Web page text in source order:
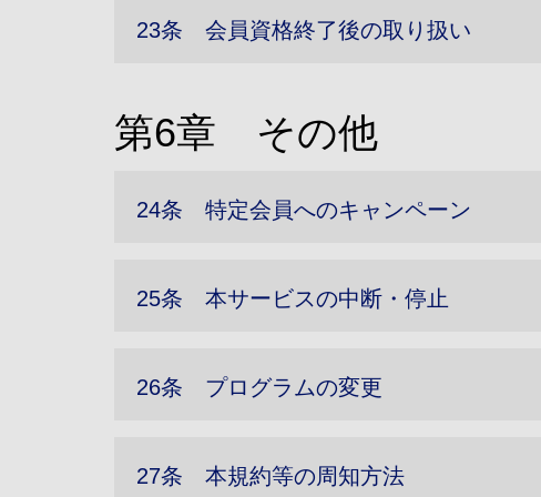
23条 会員資格終了後の取り扱い
第6章 その他
24条 特定会員へのキャンペーン
25条 本サービスの中断・停止
26条 プログラムの変更
27条 本規約等の周知方法